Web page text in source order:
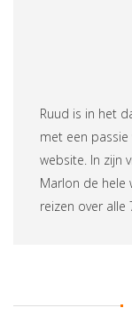
Ruud is in het
met een
website. In zijn
Marlon de hele
reizen over